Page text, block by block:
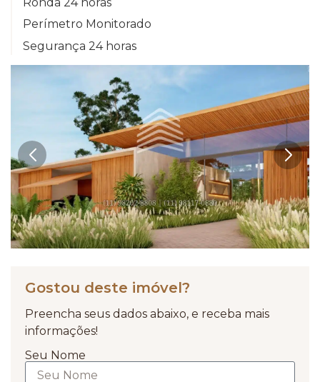
Perímetro Monitorado
Segurança 24 horas
Gostou deste imóvel?
Preencha seus dados abaixo, e receba mais
informações!
Seu Nome